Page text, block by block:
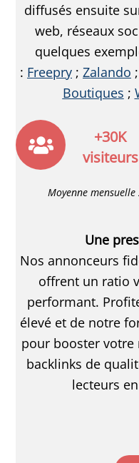
diffusés ensuite
web, réseaux
quelques
: Freepry ; Zalando ;
Boutiques ;
+30K
visiteurs
Moyenne
Une
Nos annonceurs
offrent un ratio
performant.
élevé et de notre
pour booster votre
backlinks de
lecteurs